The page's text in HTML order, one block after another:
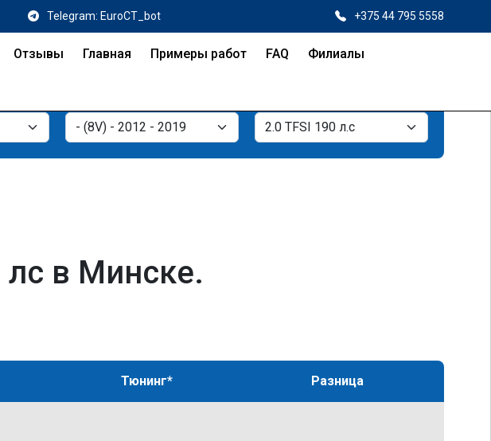
Telegram: EuroCT_bot +375 44 795 5558
Отзывы Главная Примеры работ FAQ Филиалы
лс в Минске.
Тюнинг* Разница